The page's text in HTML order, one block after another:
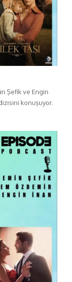
Şefik ve Engin
konuşuyor.